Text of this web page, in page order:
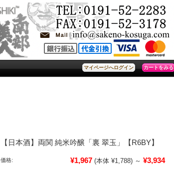
マイページへログイン カートをみる
【日本酒】両関 純米吟醸「裏 翠玉」【R6BY】
価格: ¥1,967 (本体 ¥1,788) ～ ¥3,934